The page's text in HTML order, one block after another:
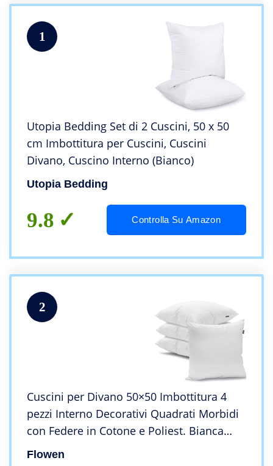
1
Utopia Bedding Set di 2 Cuscini, 50 x 50
cm Imbottitura per Cuscini, Cuscini
Divano, Cuscino Interno (Bianco)
Utopia Bedding
9.8 Controlla Su Amazon
2
Cuscini per Divano 50×50 Imbottitura 4
pezzi Interno Decorativi Quadrati Morbidi
con Federe in Cotone e Poliest. Bianca
Anallergici Antiacaro Arredo Casa Salotto
Flowen